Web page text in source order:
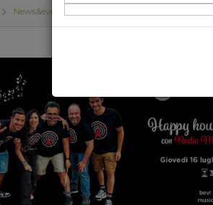
News&events